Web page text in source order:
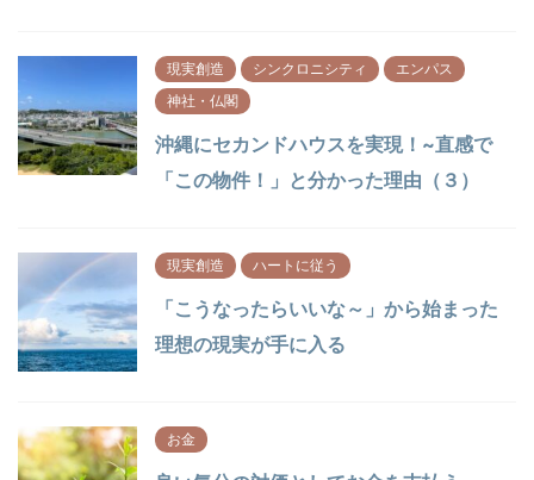
現実創造 シンクロニシティ
エンパス
神社・仏閣
沖縄にセカンドハウスを実現！~直感で
「この物件！」と分かった理由（３）
現実創造 ハートに従う
「こうなったらいいな～」から始まった
理想の現実が手に入る
お金